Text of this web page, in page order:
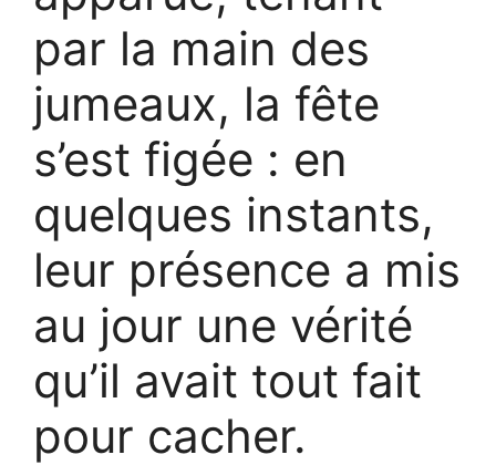
par la main des
jumeaux, la fête
s’est figée : en
quelques instants,
leur présence a mis
au jour une vérité
qu’il avait tout fait
pour cacher.